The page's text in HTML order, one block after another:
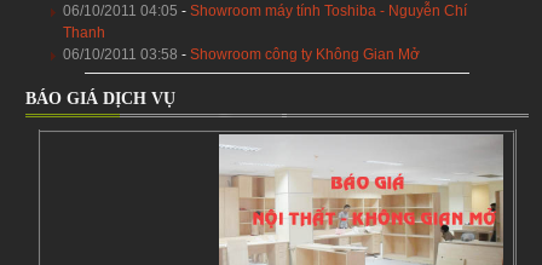
06/10/2011 04:05 - Showroom máy tính Toshiba - Nguyễn Chí
Thanh
06/10/2011 03:58 - Showroom công ty Không Gian Mở
BÁO GIÁ DỊCH VỤ